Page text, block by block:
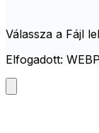
Válassza a Fájl
Elfogadott: